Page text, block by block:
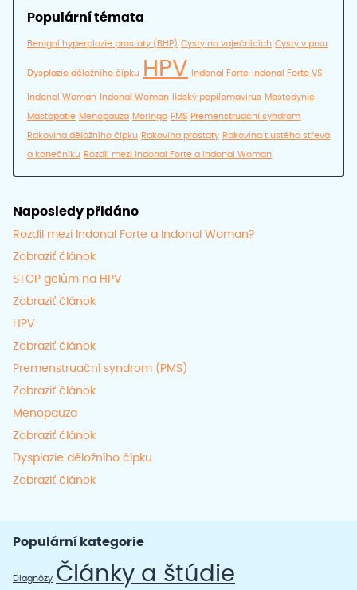
Populární témata
Benigní hyperplazie prostaty (BHP) Cysty na vaječnících Cysty v prsu
Dysplazie děložního čípku HPV Indonal Forte Indonal Forte VS
Indonal Woman Indonal Woman lidský papilomavirus Mastodynie
Mastopatie Menopauza Moringa PMS Premenstruační syndrom
Rakovina děložního čípku Rakovina prostaty Rakovina tlustého střeva
a konečníku Rozdíl mezi Indonal Forte a Indonal Woman
Naposledy přidáno
Rozdíl mezi Indonal Forte a Indonal Woman?
Zobraziť článok
STOP gelům na HPV
Zobraziť článok
HPV
Zobraziť článok
Premenstruační syndrom (PMS)
Zobraziť článok
Menopauza
Zobraziť článok
Dysplazie děložního čípku
Zobraziť článok
Populární kategorie
Diagnózy Články a štúdie